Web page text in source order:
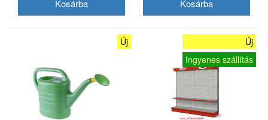
Új
Új
Ingyenes szállítás